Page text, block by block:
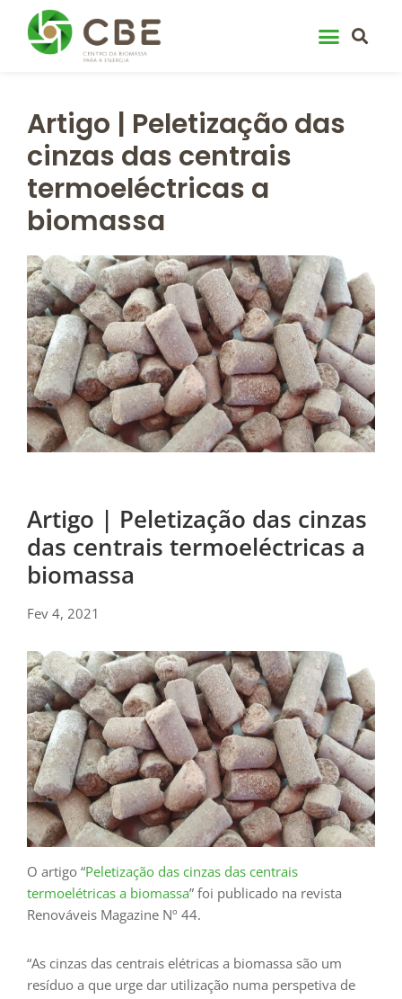
content
Artigo | Peletização das
cinzas das centrais
termoeléctricas a
biomassa
Artigo | Peletização das cinzas
das centrais termoeléctricas a
biomassa
Fev 4, 2021
O artigo “Peletização das cinzas das centrais
termoelétricas a biomassa” foi publicado na revista
Renováveis Magazine Nº 44.
“As cinzas das centrais elétricas a biomassa são um
resíduo a que urge dar utilização numa perspetiva de